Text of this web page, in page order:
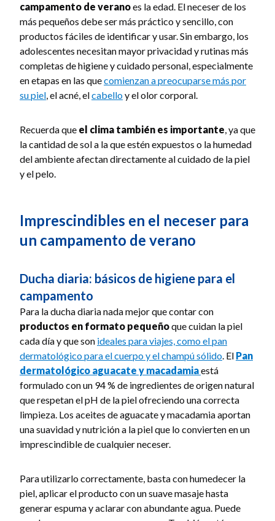
campamento de veranoes la edad. El neceser de los
más pequeños debe ser más práctico y sencillo, con
productos fáciles de identificar y usar. Sin embargo, los
adolescentes necesitan mayor privacidad y rutinas más
completas de higiene y cuidado personal, especialmente
en etapas en las quecomienzan a preocuparse más por
su piel, el acné, elcabelloy el olor corporal.
Recuerda que el clima también es importante, ya que
la cantidad de sol a la que estén expuestos o la humedad
del ambiente afectan directamente al cuidado de la piel
y el pelo.
Imprescindibles en el neceser para
un campamento de verano
Ducha diaria: básicos de higiene para el
campamento
Para la ducha diaria nada mejor que contar con
productos en formato pequeñoque cuidan la piel
cada día y que son ideales para viajes, como el pan
dermatológico para el cuerpo y el champú sólido. El Pan
dermatológico aguacate y macadamiaestá
formulado con un 94 % de ingredientes de origen natural
que respetan el pH de la piel ofreciendo una correcta
limpieza. Los aceites de aguacate y macadamia aportan
una suavidad y nutrición a la piel que lo convierten en un
imprescindible de cualquier neceser.
Para utilizarlo correctamente, basta con humedecer la
piel, aplicar el producto con un suave masaje hasta
generar espuma y aclarar con abundante agua. Puede